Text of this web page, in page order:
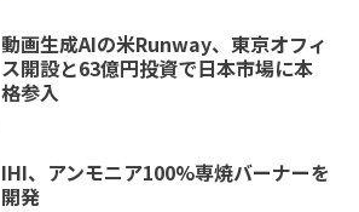
動画生成AIの米Runway、東京オフィ
ス開設と63億円投資で日本市場に本
格参入
IHI、アンモニア100%専焼バーナーを
開発